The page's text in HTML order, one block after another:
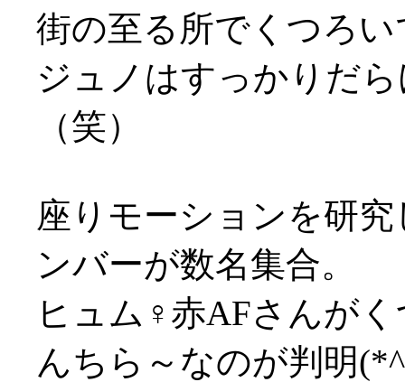
街の至る所でくつろ
ジュノはすっかりだ
（笑）
座りモーションを研
ンバーが数名集合。
ヒュム♀赤AFさんが
んちら～なのが判明